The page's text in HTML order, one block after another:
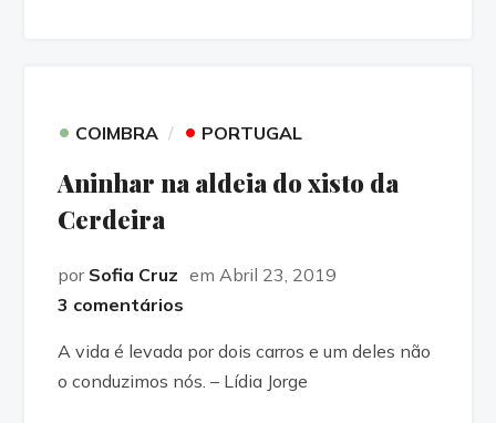
• COIMBRA • PORTUGAL
Aninhar na aldeia do xisto da
Cerdeira
por Sofia Cruz em Abril 23, 2019
3 comentários
A vida é levada por dois carros e um deles não
o conduzimos nós. – Lídia Jorge